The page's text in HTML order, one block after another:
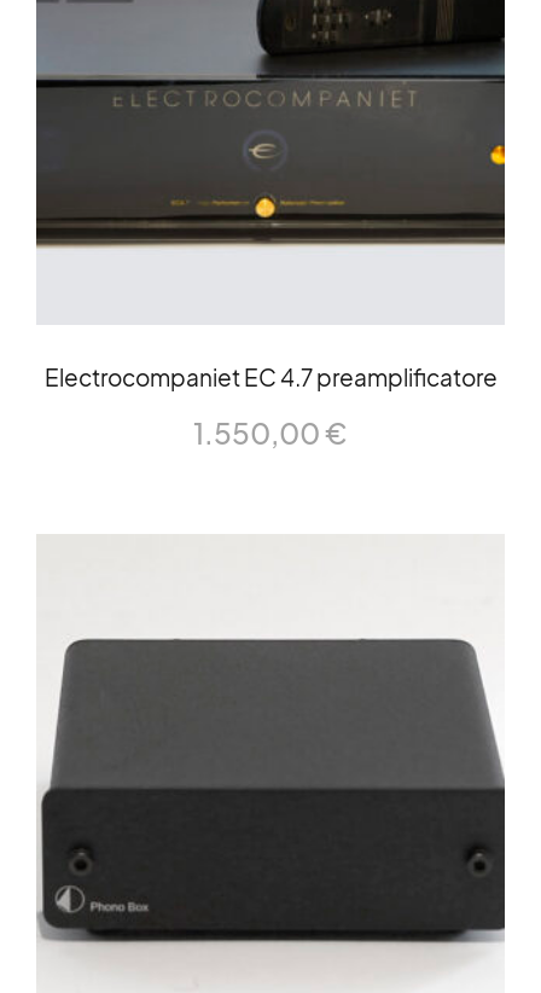
Electrocompaniet EC 4.7 preamplificatore
1.550,00€